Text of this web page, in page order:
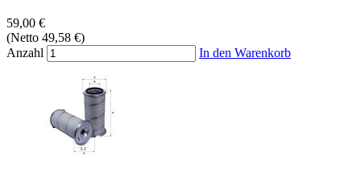
59,00 €
(Netto 49,58 €)
Anzahl
In den Warenkorb